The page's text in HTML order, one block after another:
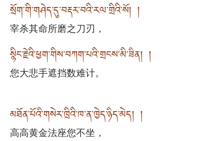
སྲོག་གི་གཤེད་དུ་བརྡར་བའི་རལ་གྲིའི་སོ། །
宰杀其命所磨之刀刃，
སྙིང་རྗེའི་ཕྱག་གིས་བཀག་པའི་གྲངས་མི་ཟིན། །
您大悲手遮挡数难计。
མཐོན་པོའི་གསེར་ཁྲིའི་ཁ་ན་ཁྱེད་ཉིད་མེད། །
高高黄金法座您不坐，